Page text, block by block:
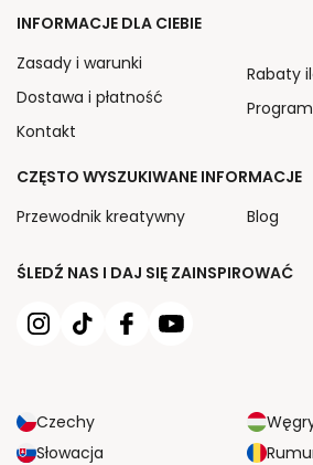
ŚLEDŹ NAS I DAJ SIĘ ZAINSPIROWAĆ
Czechy
Słowacja
INFORMACJE DLA CIEBIE
Zasady i warunki
Dostawa i płatność
Kontakt
Rabaty
CZĘSTO WYSZUKIWANE INFORMACJE
Przewodnik kreatywny
Blog